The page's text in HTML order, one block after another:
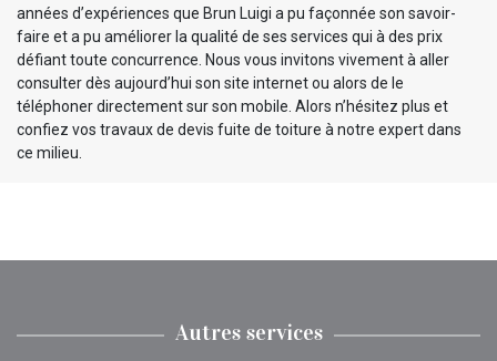
années d’expériences que Brun Luigi a pu façonnée son savoir-
faire et a pu améliorer la qualité de ses services qui à des prix
défiant toute concurrence. Nous vous invitons vivement à aller
consulter dès aujourd’hui son site internet ou alors de le
téléphoner directement sur son mobile. Alors n’hésitez plus et
confiez vos travaux de devis fuite de toiture à notre expert dans
ce milieu.
Autres services